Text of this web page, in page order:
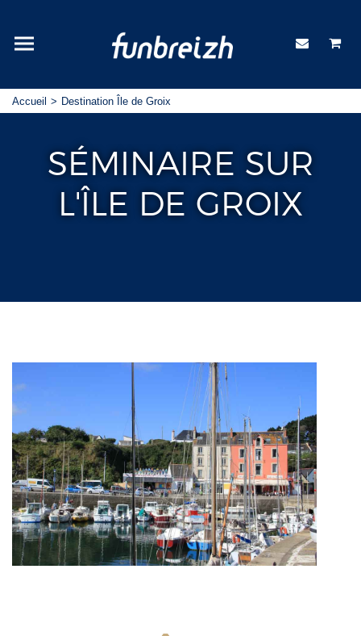
Accueil Destination Île de Groix
SÉMINAIRE SUR
L'ÎLE DE GROIX